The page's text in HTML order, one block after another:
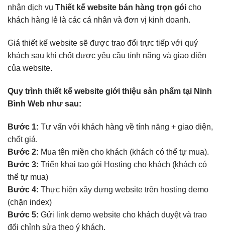
nhận dịch vụ Thiết kế website bán hàng trọn gói cho
khách hàng lẻ là các cá nhân và đơn vị kinh doanh.
Giá thiết kế website sẽ được trao đổi trực tiếp với quý
khách sau khi chốt được yêu cầu tính năng và giao diện
của website.
Quy trình thiết kế website giới thiệu sản phẩm tại Ninh
Bình Web như sau:
Bước 1: Tư vấn với khách hàng về tính năng + giao diện,
chốt giá.
Bước 2: Mua tên miền cho khách (khách có thể tự mua).
Bước 3: Triển khai tạo gói Hosting cho khách (khách có
thể tự mua)
Bước 4: Thực hiện xây dựng website trên hosting demo
(chặn index)
Bước 5: Gửi link demo website cho khách duyệt và trao
đổi chỉnh sửa theo ý khách.